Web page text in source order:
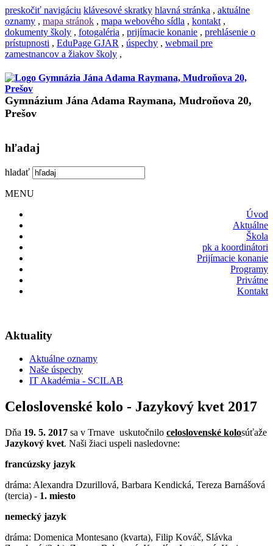
preskočiť navigáciu klávesové skratky hlavná stránka , aktuálne
oznamy , mapa stránok , mapa webového sídla , kontakt ,
dokumenty školy , fotogaléria , prijímacie konanie , prehlásenie o
prístupnosti , EduPage GJAR , úspechy , webmail pre
zamestnancov a žiakov školy ,
Gymnázium Jána Adama Raymana, Mudroňova 20,
Prešov
hľadaj
hladať
MENU
Úvod
Aktuálne
Škola
pk a koordinátori
Prijímacie konanie
Programy
Privátne
Kontakt
Aktuality
Aktuálne oznamy
Naše úspechy
IT Akadémia - SCILAB
Celoslovenské kolo - Jazykový kvet 2017
Dňa 19. 5. 2017 sa v Trnave uskutočnilo celoslovenské kolosúťaže
Jazykový kvet. Naši žiaci uspeli nasledovne:
francúzsky jazyk
dráma: Alexandra Dzurillová, Barbara Kendická, Tereza Barnášová
(tercia) - 1. miesto
nemecký jazyk
dráma: Domenica Montesano (kvarta), Filip Kováč, Slávka